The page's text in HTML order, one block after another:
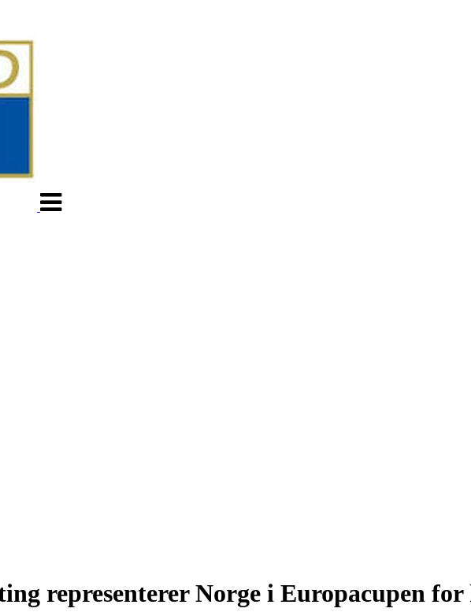
representerer Norge i Europacupen